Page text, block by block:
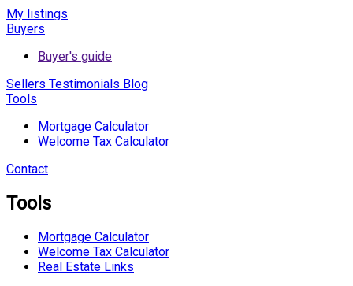
My listings
Buyers
Buyer's guide
Sellers Testimonials Blog
Tools
Mortgage Calculator
Welcome Tax Calculator
Contact
Tools
Mortgage Calculator
Welcome Tax Calculator
Real Estate Links